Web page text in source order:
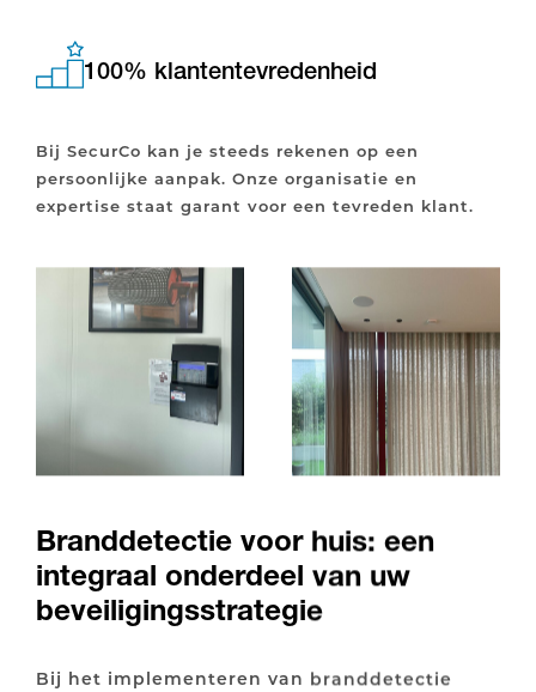
100% klantentevredenheid
Bij SecurCo kan je steeds rekenen op een
persoonlijke aanpak. Onze organisatie en
expertise staat garant voor een tevreden klant.
Branddetectie voor huis: een
integraal onderdeel van uw
beveiligingsstrategie
Bij het implementeren van branddetectie